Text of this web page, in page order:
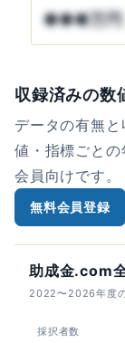
●●●万円
収録済みの数
データの有無
値・指標ごと
会員向けです。
無料会員登録
助成金.com
2022〜2026年度
採択者数